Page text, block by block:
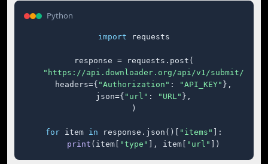
Python
import requests
response = requests.post(
"https://api.downloader.org/api/v1/submit/"
    headers={
"Authorization" : "API_KEY" },
    json={
"url" : "URL" },
)
for item in response.json()[ "items"
]:
print (item[ "type" ], item[ "url" ])